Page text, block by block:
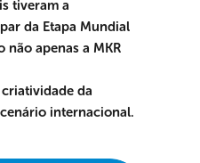
tiveram a
da Etapa Mundial
não apenas a MKR
da
internacional.